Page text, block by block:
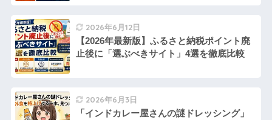
2026年6月12日
【2026年最新版】ふるさと納税ポイント廃
止後に「選ぶべきサイト」4選を徹底比較
2026年6月3日
「インドカレー屋さんの謎ドレッシング」